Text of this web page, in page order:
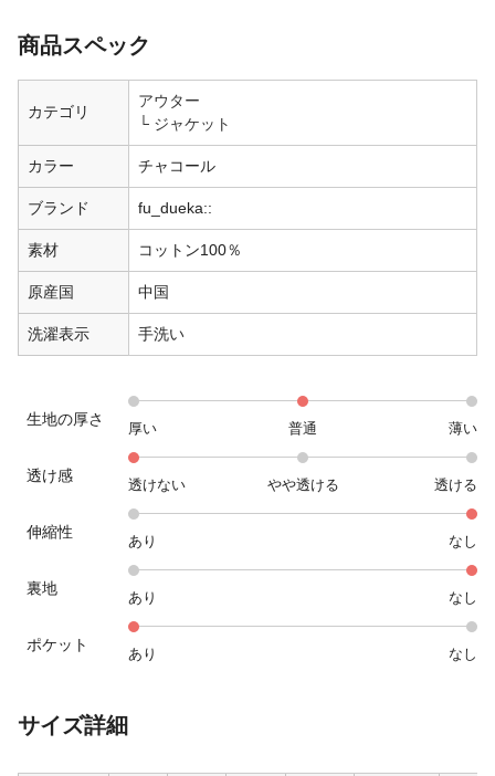
商品スペック
カテゴリ
アウター
ジャケット
カラー チャコール
ブランド fu_dueka::
素材 コットン100％
原産国 中国
洗濯表示 手洗い
生地の厚さ
厚い 普通 薄い
透け感
透けない やや透ける 透ける
伸縮性
あり なし
裏地
あり なし
ポケット
あり なし
サイズ詳細